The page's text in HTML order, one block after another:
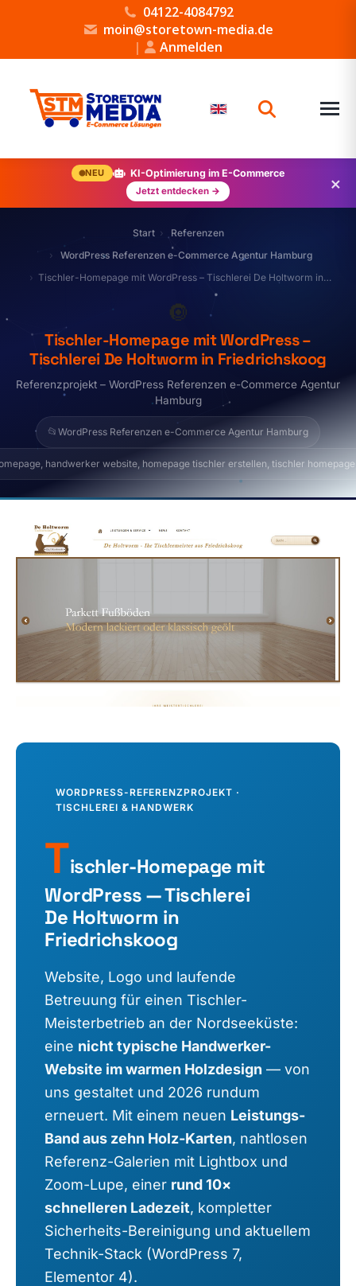
04122-4084792
moin@storetown-media.de
|
Anmelden
NEU KI-Optimierung im E-Commerce
Jetzt entdecken → ×
Start
Referenzen
WordPress Referenzen e-Commerce Agentur Hamburg
Tischler-Homepage mit WordPress – Tischlerei De Holtworm in…
🔘
Tischler-Homepage mit WordPress –
Tischlerei De Holtworm in Friedrichskoog
Referenzprojekt – WordPress Referenzen e-Commerce Agentur
Hamburg
📂 WordPress Referenzen e-Commerce Agentur Hamburg
handwerker website, homepage tischler erstellen, tischler
WORDPRESS-REFERENZPROJEKT ·
TISCHLEREI & HANDWERK
Tischler-Homepage mit
WordPress — Tischlerei
De Holtworm in
Friedrichskoog
Website, Logo und laufende
Betreuung für einen Tischler-
Meisterbetrieb an der Nordseeküste:
eine nicht typische Handwerker-
Website im warmen Holzdesign — von
uns gestaltet und 2026 rundum
erneuert. Mit einem neuen Leistungs-
Band aus zehn Holz-Karten, nahtlosen
Referenz-Galerien mit Lightbox und
Zoom-Lupe, einer rund 10×
schnelleren Ladezeit, kompletter
Sicherheits-Bereinigung und aktuellem
Technik-Stack (WordPress 7,
Elementor 4).